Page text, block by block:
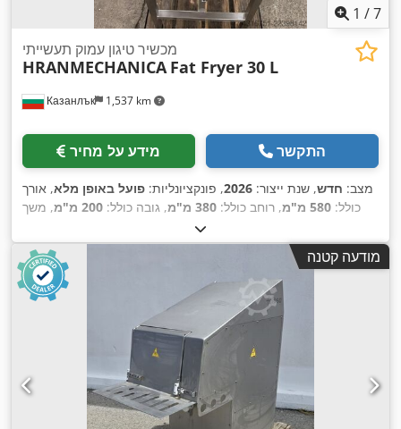
1 /7
Казанлък 1,537 km
מכשיר טיגון עמוק תעשייתי
HRANMECHANICA Fat Fryer 30 L
מידע על מחיר התקשר
מצב: חדש, שנת ייצור: 2026, פונקציונליות: פועל באופן מלא, אורך
כולל: 580 מ"מ , רוחב כולל: 380 מ"מ , גובה כולל: 200 מ"מ
, משך
, משקל כולל:
מודעה קטנה